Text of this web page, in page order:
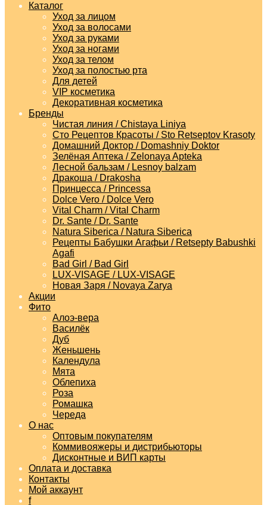
Каталог
Уход за лицом
Уход за волосами
Уход за руками
Уход за ногами
Уход за телом
Уход за полостью рта
Для детей
VIP косметика
Декоративная косметика
Бренды
Чистая линия / Chistaya Liniya
Сто Рецептов Красоты / Sto Retseptov Krasoty
Домашний Доктор / Domashniy Doktor
Зелёная Аптека / Zelonaya Apteka
Лесной бальзам / Lesnoy balzam
Дракоша / Drakosha
Принцесса / Princessa
Dolce Vero / Dolce Vero
Vital Charm / Vital Charm
Dr. Sante / Dr. Sante
Natura Siberica / Natura Siberica
Рецепты Бабушки Агафьи / Retsepty Babushki
Agafi
Bad Girl / Bad Girl
LUX-VISAGE / LUX-VISAGE
Новая Заря / Novaya Zarya
Акции
Фито
Алоэ-вера
Василёк
Дуб
Женьшень
Календула
Мята
Облепиха
Роза
Ромашка
Череда
О нас
Оптовым покупателям
Коммивояжеры и дистрибьюторы
Дисконтные и ВИП карты
Оплата и доставка
Контакты
Мой аккаунт
f